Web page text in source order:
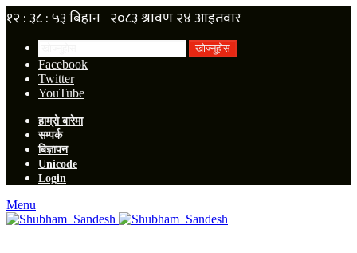
खोज्नुहोस
Facebook
Twitter
YouTube
हाम्रो बारेमा
सम्पर्क
बिज्ञापन
Unicode
Login
Menu